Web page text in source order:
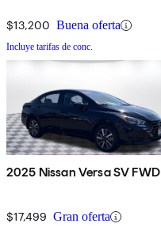
$13,200 Buena oferta
Incluye tarifas de conc.
2025 Nissan Versa SV FWD
$17,499 Gran oferta